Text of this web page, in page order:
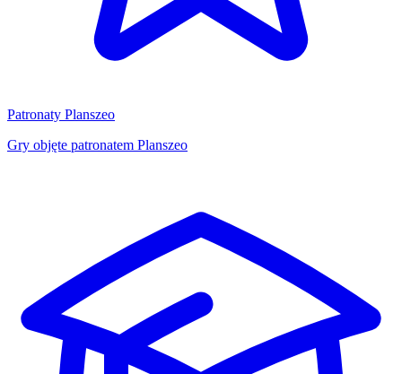
Patronaty Planszeo
Gry objęte patronatem Planszeo